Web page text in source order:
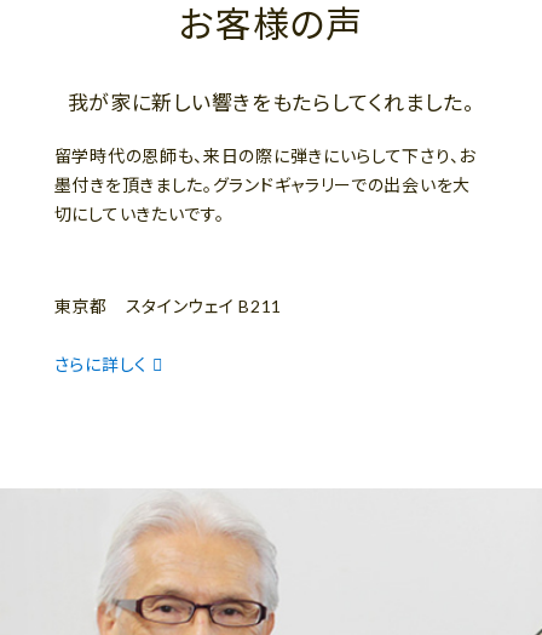
お客様の声
我が家に新しい響きをもたらしてくれました。
留学時代の恩師も、来日の際に弾きにいらして下さり、お
墨付きを頂きました。グランドギャラリーでの出会いを大
切にしていきたいです。
東京都 スタインウェイ B211
さらに詳しく